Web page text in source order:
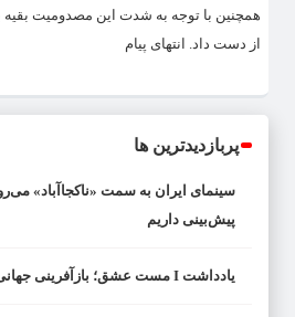
همچنین با توجه به شدت این مصدومیت بقیه
از دست داد. انتهای پیام
پربازدیدترین ها
سینمای ایران به سمت «ناکجاآباد»
پیش‌بینی داریم
یادداشت I مست عشق؛ بازآفرینی جهانی پیام مولانا و شمس